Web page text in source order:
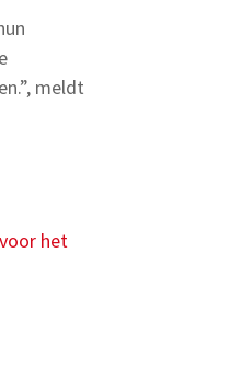
meldt
het